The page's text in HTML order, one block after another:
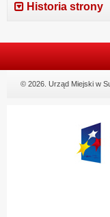
Historia strony
© 2026. Urząd Miejski w